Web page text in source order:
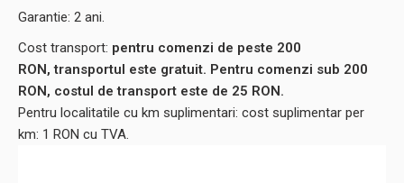
Garantie: 2 ani.
Cost transport: pentru comenzi de peste 200
RON, transportul este gratuit. Pentru comenzi sub 200
RON, costul de transport este de 25 RON.
Pentru localitatile cu km suplimentari: cost suplimentar per
km: 1 RON cu TVA.